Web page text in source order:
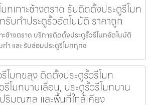
ทเกาะช้างตราด รับติดตั้งประตูรีโมท
รับทำประตูรั้วอัตโนมัติ ราคาถูก
ะช้างตราด บริการติดตั้งประตูรั้วรีโมทอัตโนมัติ
ทำ และ รับซ่อมประตูรีโมททุกช
โมทขลุง ติดตั้งประตูรั้วรีโมท
โมทบานเลื่อน, ประตูรั้วรีโมทบาน
ริมณฑล และพื้นที่ใกล้เคียง